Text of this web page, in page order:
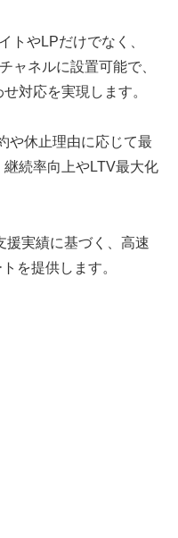
トやLPだけでなく、
ャネルに設置可能で、
対応を実現します。
や休止理由に応じて最
続率向上やLTV最大化
援実績に基づく、高速
を提供します。